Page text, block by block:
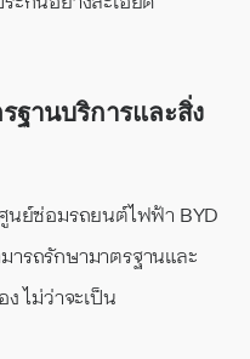
ฐานบริการและสิ่ง
นย์ซ่อมรถยนต์ไฟฟ้า BYD
ารถรักษามาตรฐานและ
ไม่ว่าจะเป็น